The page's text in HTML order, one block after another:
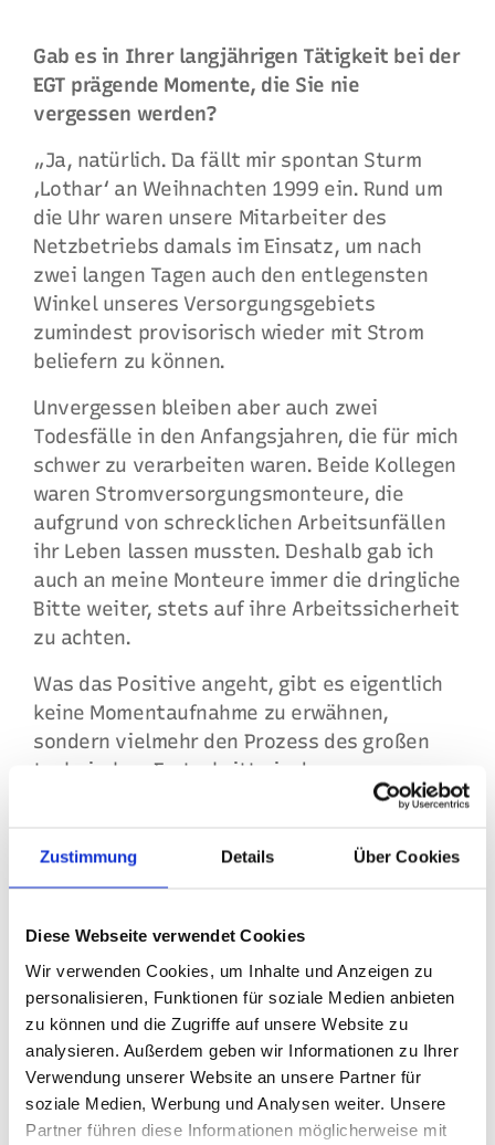
Zustimmung Details Über Cookies
Diese Webseite verwendet Cookies
Wir verwenden Cookies, um Inhalte und Anzeigen zu
personalisieren, Funktionen für soziale Medien anbieten
zu können und die Zugriffe auf unsere Website zu
analysieren. Außerdem geben wir Informationen zu Ihrer
Verwendung unserer Website an unsere Partner für
soziale Medien, Werbung und Analysen weiter. Unsere
Partner führen diese Informationen möglicherweise mit
Gab es in Ihrer langjährigen Tätigkeit bei der
EGT prägende Momente, die Sie nie
vergessen werden?
„Ja, natürlich. Da fällt mir spontan Sturm
‚Lothar‘ an Weihnachten 1999 ein. Rund um
die Uhr waren unsere Mitarbeiter des
Netzbetriebs damals im Einsatz, um nach
zwei langen Tagen auch den entlegensten
Winkel unseres Versorgungsgebiets
zumindest provisorisch wieder mit Strom
beliefern zu können.
Unvergessen bleiben aber auch zwei
Todesfälle in den Anfangsjahren, die für mich
schwer zu verarbeiten waren. Beide Kollegen
waren Stromversorgungsmonteure, die
aufgrund von schrecklichen Arbeitsunfällen
ihr Leben lassen mussten. Deshalb gab ich
auch an meine Monteure immer die dringliche
Bitte weiter, stets auf ihre Arbeitssicherheit
zu achten.
Was das Positive angeht, gibt es eigentlich
keine Momentaufnahme zu erwähnen,
sondern vielmehr den Prozess des großen
technischen Fortschritts in den vergangenen
40 Jahren, der auch deutlich bei der EGT zu
Entwicklung der Steuerungs- und
Überwachungstechnik. Von Anlagen, die rund
mussten, über analoge Fernsteuerung bis zur
digitalen Prozesssteuerung und
-überwachung wurden hier enorme
Fortschritte realisiert.“